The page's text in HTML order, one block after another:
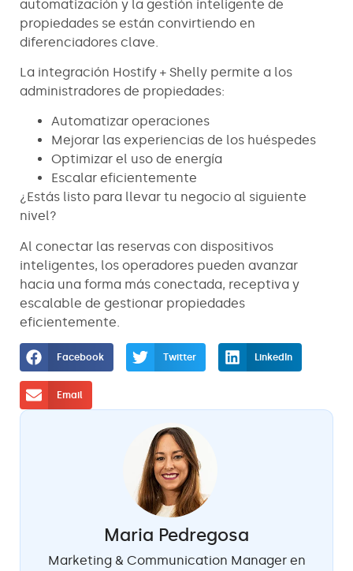
automatización y la gestión inteligente de
propiedades se están convirtiendo en
diferenciadores clave.
La integración Hostify + Shelly permite a los
administradores de propiedades:
Automatizar operaciones
Mejorar las experiencias de los huéspedes
Optimizar el uso de energía
Escalar eficientemente
¿Estás listo para llevar tu negocio al siguiente
nivel?
Al conectar las reservas con dispositivos
inteligentes, los operadores pueden avanzar
hacia una forma más conectada, receptiva y
escalable de gestionar propiedades
eficientemente.
Facebook Twitter LinkedIn
Email
Maria Pedregosa
Marketing & Communication Manager en